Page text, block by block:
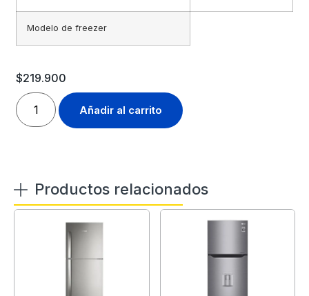
Modelo de freezer
$219.900
Añadir al carrito
Productos relacionados